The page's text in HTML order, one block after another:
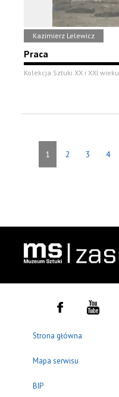
Kazimierz Lelewicz
Praca
Kolekcja Sztuki XX i XXI wieku
1 2 3 4
Strona główna
Mapa serwisu
BIP